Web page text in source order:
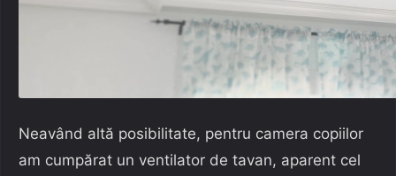
Neavând altă posibilitate, pentru camera copiilor
am cumpărat un ventilator de tavan, aparent cel